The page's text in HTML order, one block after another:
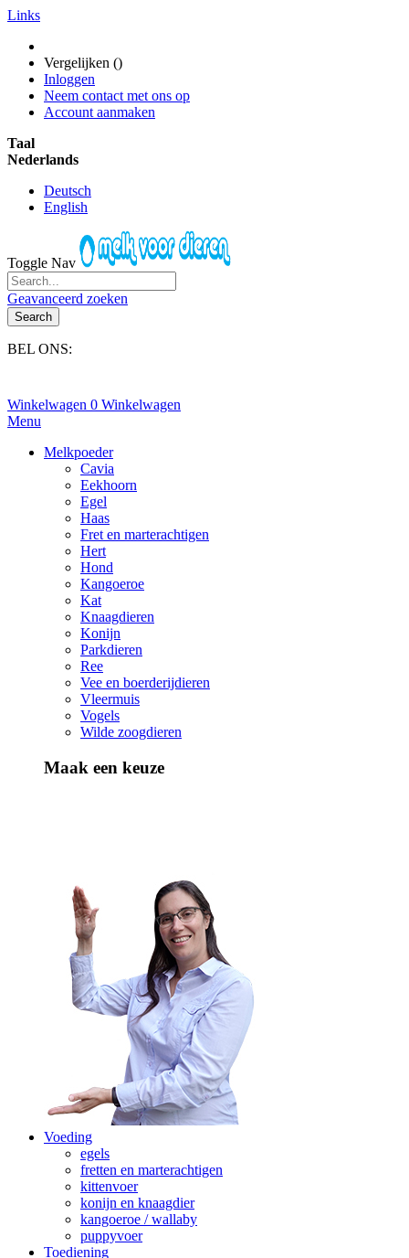
Links
Vergelijken ()
Inloggen
Neem contact met ons op
Account aanmaken
Taal
Nederlands
Deutsch
English
Toggle Nav
Geavanceerd zoeken
Search
BEL ONS:
Winkelwagen 0 Winkelwagen
Menu
Melkpoeder
Cavia
Eekhoorn
Egel
Haas
Fret en marterachtigen
Hert
Hond
Kangoeroe
Kat
Knaagdieren
Konijn
Parkdieren
Ree
Vee en boerderijdieren
Vleermuis
Vogels
Wilde zoogdieren
Maak een keuze
Voeding
egels
fretten en marterachtigen
kittenvoer
konijn en knaagdier
kangoeroe / wallaby
puppyvoer
Toediening